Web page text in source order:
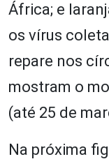
África; e
os vírus
repare nos
mostram o
(até 25 de
Na próxima